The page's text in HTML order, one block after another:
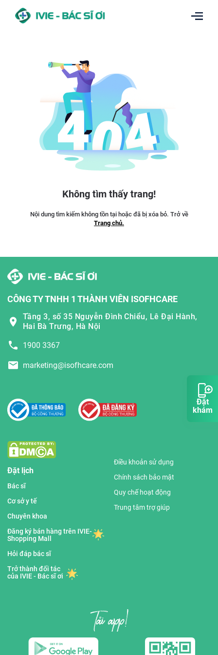
Đặt
khám
Không tìm thấy trang!
Nội dung tìm kiếm không tồn tại hoặc đã bị xóa bỏ. Trở về
Trang chủ.
CÔNG TY TNHH 1 THÀNH VIÊN ISOFHCARE
Tầng 3, số 35 Nguyễn Đình Chiểu, Lê Đại Hành,
Hai Bà Trưng, Hà Nội
1900 3367
marketing@isofhcare.com
Đặt lịch
Bác sĩ
Cơ sở y tế
Chuyên khoa
Đăng ký bán hàng trên IVIE-
Shopping Mall
Hỏi đáp bác sĩ
Trở thành đối tác
của IVIE - Bác sĩ ơi
Điều khoản sử dụng
Chính sách bảo mật
Quy chế hoạt động
Trung tâm trợ giúp